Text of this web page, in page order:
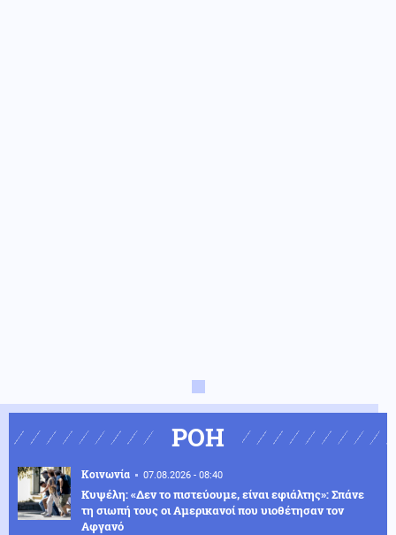
ΡΟΗ
Κοινωνία 07.08.2026 - 08:40
Κυψέλη: «Δεν το πιστεύουμε, είναι εφιάλτης»: Σπάνε
τη σιωπή τους οι Αμερικανοί που υιοθέτησαν τον
Αφγανό